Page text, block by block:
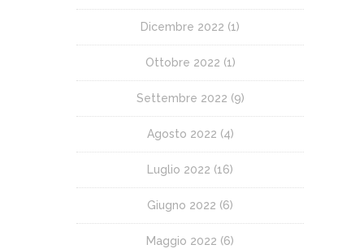
Dicembre 2022 (1)
Ottobre 2022 (1)
Settembre 2022 (9)
Agosto 2022 (4)
Luglio 2022 (16)
Giugno 2022 (6)
Maggio 2022 (6)